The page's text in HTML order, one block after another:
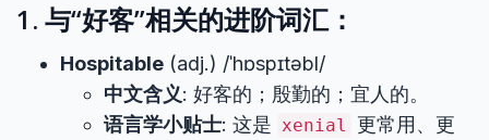
1. 与“好客”相关的进阶词汇：
Hospitable (adj.) /ˈhɒspɪtəbl/
中文含义: 好客的；殷勤的；宜人的。
语言学小贴士: 这是 xenial
更常用、更